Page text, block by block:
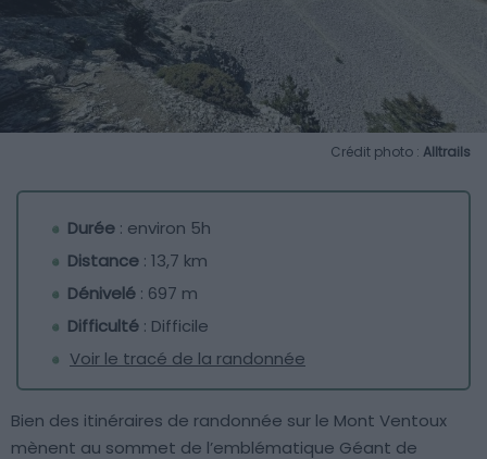
Crédit photo : Alltrails
Durée : environ 5h
Distance : 13,7 km
Dénivelé : 697 m
Difficulté : Difficile
Voir le tracé de la randonnée
Bien des itinéraires de randonnée sur le Mont Ventoux
mènent au sommet de l’emblématique Géant de